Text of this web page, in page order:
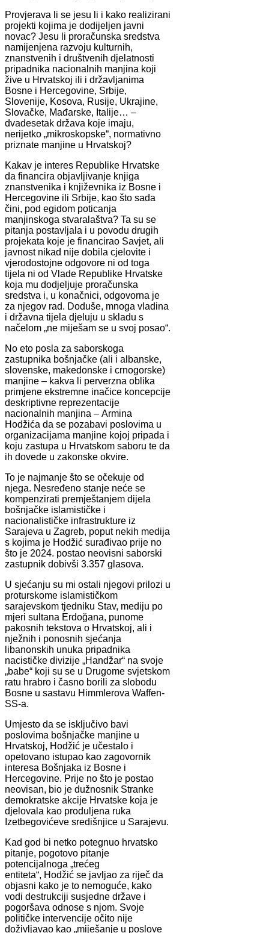
Provjerava li se jesu li i kako realizirani
projekti kojima je dodijeljen javni
novac? Jesu li proračunska sredstva
namijenjena razvoju kulturnih,
znanstvenih i društvenih djelatnosti
pripadnika nacionalnih manjina koji
žive u Hrvatskoj ili i državljanima
Bosne i Hercegovine, Srbije,
Slovenije, Kosova, Rusije, Ukrajine,
Slovačke, Mađarske, Italije… –
dvadesetak država koje imaju,
nerijetko „mikroskopske“, normativno
priznate manjine u Hrvatskoj?
Kakav je interes Republike Hrvatske
da financira objavljivanje knjiga
znanstvenika i književnika iz Bosne i
Hercegovine ili Srbije, kao što sada
čini, pod egidom poticanja
manjinskoga stvaralaštva? Ta su se
pitanja postavljala i u povodu drugih
projekata koje je financirao Savjet, ali
javnost nikad nije dobila cjelovite i
vjerodostojne odgovore ni od toga
tijela ni od Vlade Republike Hrvatske
koja mu dodjeljuje proračunska
sredstva i, u konačnici, odgovorna je
za njegov rad. Doduše, mnoga vladina
i državna tijela djeluju u skladu s
načelom „ne miješam se u svoj posao“.
No eto posla za saborskoga
zastupnika bošnjačke (ali i albanske,
slovenske, makedonske i crnogorske)
manjine – kakva li perverzna oblika
primjene ekstremne inačice koncepcije
deskriptivne reprezentacije
nacionalnih manjina – Armina
Hodžića da se pozabavi poslovima u
organizacijama manjine kojoj pripada i
koju zastupa u Hrvatskom saboru te da
ih dovede u zakonske okvire.
To je najmanje što se očekuje od
njega. Nesređeno stanje neće se
kompenzirati premještanjem dijela
bošnjačke islamističke i
nacionalističke infrastrukture iz
Sarajeva u Zagreb, poput nekih medija
s kojima je Hodžić surađivao prije no
što je 2024. postao neovisni saborski
zastupnik dobivši 3.357 glasova.
U sjećanju su mi ostali njegovi prilozi u
proturskome islamističkom
sarajevskom tjedniku Stav, mediju po
mjeri sultana Erdoğana, punome
pakosnih tekstova o Hrvatskoj, ali i
nježnih i ponosnih sjećanja
libanonskih unuka pripadnika
nacističke divizije „Handžar“ na svoje
„babe“ koji su se u Drugome svjetskom
ratu hrabro i časno borili za slobodu
Bosne u sastavu Himmlerova Waffen-
SS-a.
Umjesto da se isključivo bavi
poslovima bošnjačke manjine u
Hrvatskoj, Hodžić je učestalo i
opetovano istupao kao zagovornik
interesa Bošnjaka iz Bosne i
Hercegovine. Prije no što je postao
neovisan, bio je dužnosnik Stranke
demokratske akcije Hrvatske koja je
djelovala kao produljena ruka
Izetbegovićeve središnjice u Sarajevu.
Kad god bi netko potegnuo hrvatsko
pitanje, pogotovo pitanje
potencijalnoga „trećeg
entiteta“, Hodžić se javljao za riječ da
objasni kako je to nemoguće, kako
vodi destrukciji susjedne države i
pogoršava odnose s njom. Svoje
političke intervencije očito nije
doživljavao kao „miješanje u poslove